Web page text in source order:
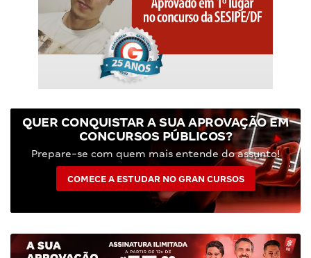
QUER CONQUISTAR A SUA APROVAÇÃO EM
CONCURSOS PÚBLICOS?
Prepare-se com quem mais entende do assunto!
COMECE A ESTUDAR NO GRAN CURSOS